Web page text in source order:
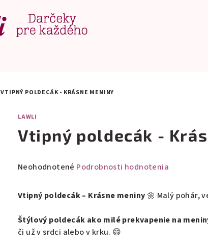
VTIPNÝ POLDECÁK - KRÁSNE MENINY
LAWLI
Vtipný poldecák -
Priemerné
produktu
0,0
z
Neohodnotené Podrobnosti hodnotenia
Vtipný poldecák – Krásne meniny 🌼 Malý pohár,
Štýlový poldecák ako milé prekvapenie na
či už v srdci alebo v krku. 😄